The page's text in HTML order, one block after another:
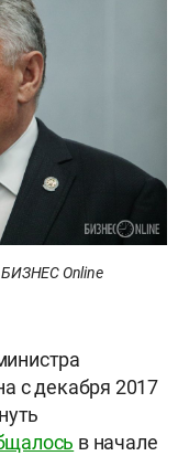
БИЗНЕС Online
с декабря 2017
в начале